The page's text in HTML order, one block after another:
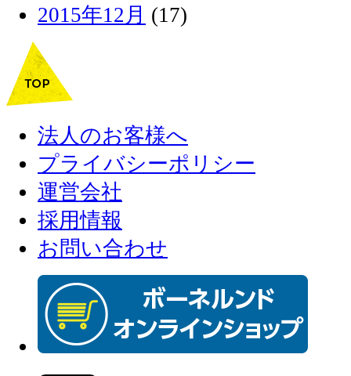
2015年12月 (17)
法人のお客様へ
プライバシーポリシー
運営会社
採用情報
お問い合わせ